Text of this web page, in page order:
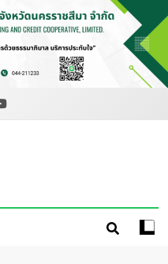
ทรัพย์สามัญ
ศึกษาจังหวัด